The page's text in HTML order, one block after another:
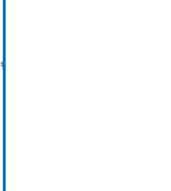
照しています。 令和2年から軽二輪車